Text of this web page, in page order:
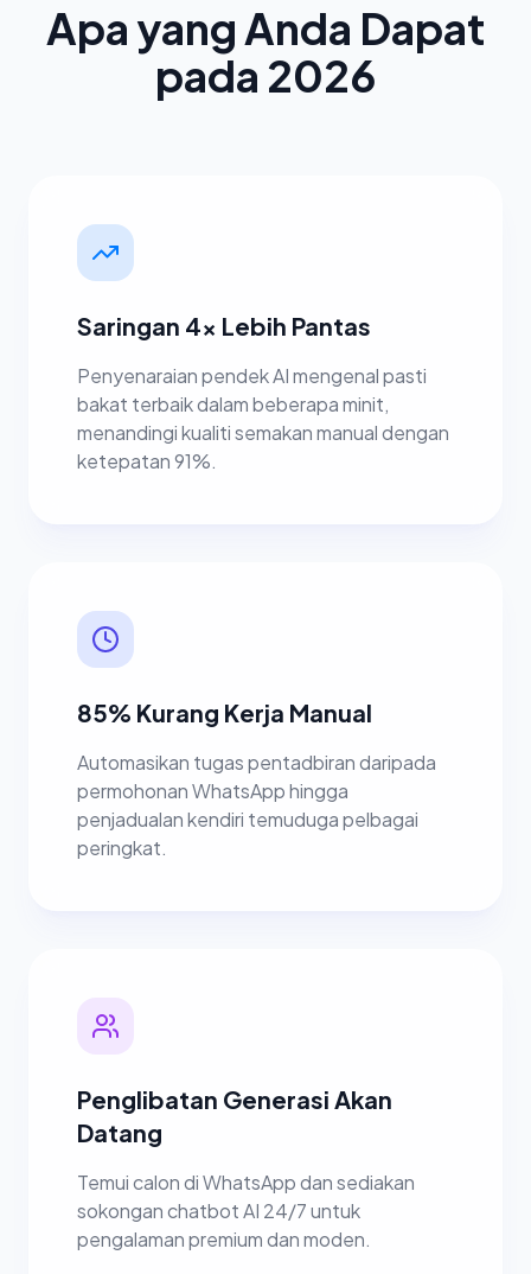
Apa yang Anda Dapat
pada 2026
Saringan 4x Lebih Pantas
Penyenaraian pendek AI mengenal pasti
bakat terbaik dalam beberapa minit,
menandingi kualiti semakan manual dengan
ketepatan 91%.
85% Kurang Kerja Manual
Automasikan tugas pentadbiran daripada
permohonan WhatsApp hingga
penjadualan kendiri temuduga pelbagai
peringkat.
Penglibatan Generasi Akan
Datang
Temui calon di WhatsApp dan sediakan
sokongan chatbot AI 24/7 untuk
pengalaman premium dan moden.